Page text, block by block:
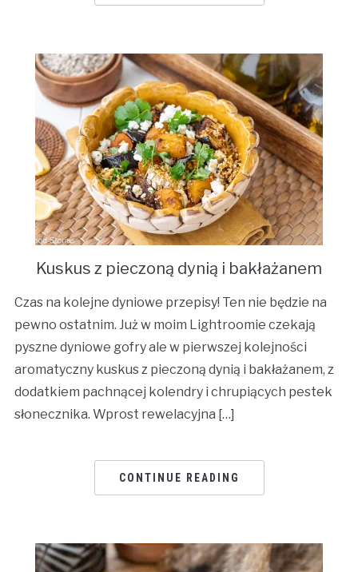
Kuskus z pieczoną dynią i bakłażanem
Czas na kolejne dyniowe przepisy! Ten nie będzie na
pewno ostatnim. Już w moim Lightroomie czekają
pyszne dyniowe gofry ale w pierwszej kolejności
aromatyczny kuskus z pieczoną dynią i bakłażanem, z
dodatkiem pachnącej kolendry i chrupiących pestek
słonecznika. Wprost rewelacyjna […]
CONTINUE READING